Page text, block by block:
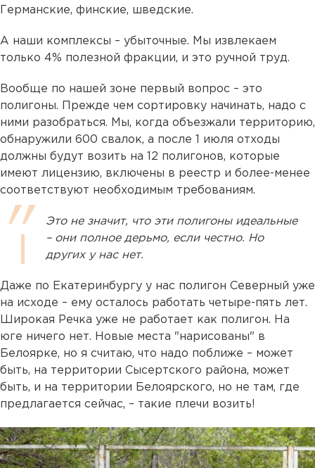
Германские, финские, шведские.
А наши комплексы – убыточные. Мы извлекаем
только 4% полезной фракции, и это ручной труд.
Вообще по нашей зоне первый вопрос – это
полигоны. Прежде чем сортировку начинать, надо с
ними разобраться. Мы, когда объезжали территорию,
обнаружили 600 свалок, а после 1 июля отходы
должны будут возить на 12 полигонов, которые
имеют лицензию, включены в реестр и более-менее
соответствуют необходимым требованиям.
Это не значит, что эти полигоны идеальные
– они полное дерьмо, если честно. Но
других у нас нет.
Даже по Екатеринбургу у нас полигон Северный уже
на исходе – ему осталось работать четыре-пять лет.
Широкая Речка уже не работает как полигон. На
юге ничего нет. Новые места "нарисованы" в
Белоярке, но я считаю, что надо поближе – может
быть, на территории Сысертского района, может
быть, и на территории Белоярского, но не там, где
предлагается сейчас, – такие плечи возить!